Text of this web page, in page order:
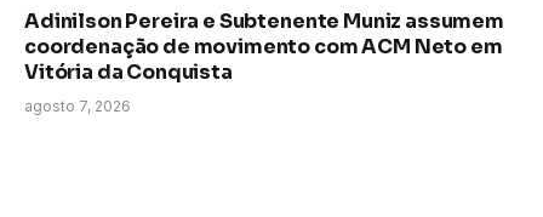
Adinilson Pereira e Subtenente Muniz assumem
coordenação de movimento com ACM Neto em
Vitória da Conquista
agosto 7, 2026